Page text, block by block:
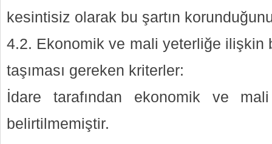
kesintisiz olarak bu şartın
4.2. Ekonomik ve mali yeterliğe ilişkin
taşıması gereken kriterler:
İdare tarafından ekonomik ve
belirtilmemiştir.